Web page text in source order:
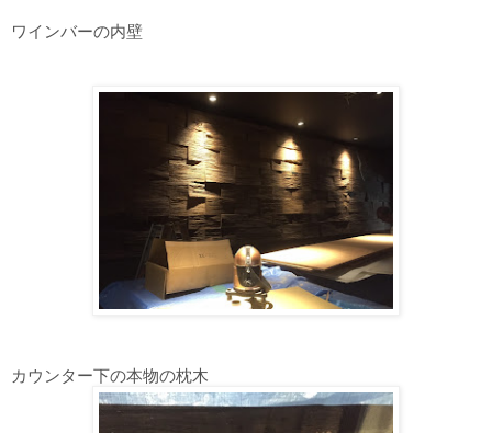
ワインバーの内壁
カウンター下の本物の枕木